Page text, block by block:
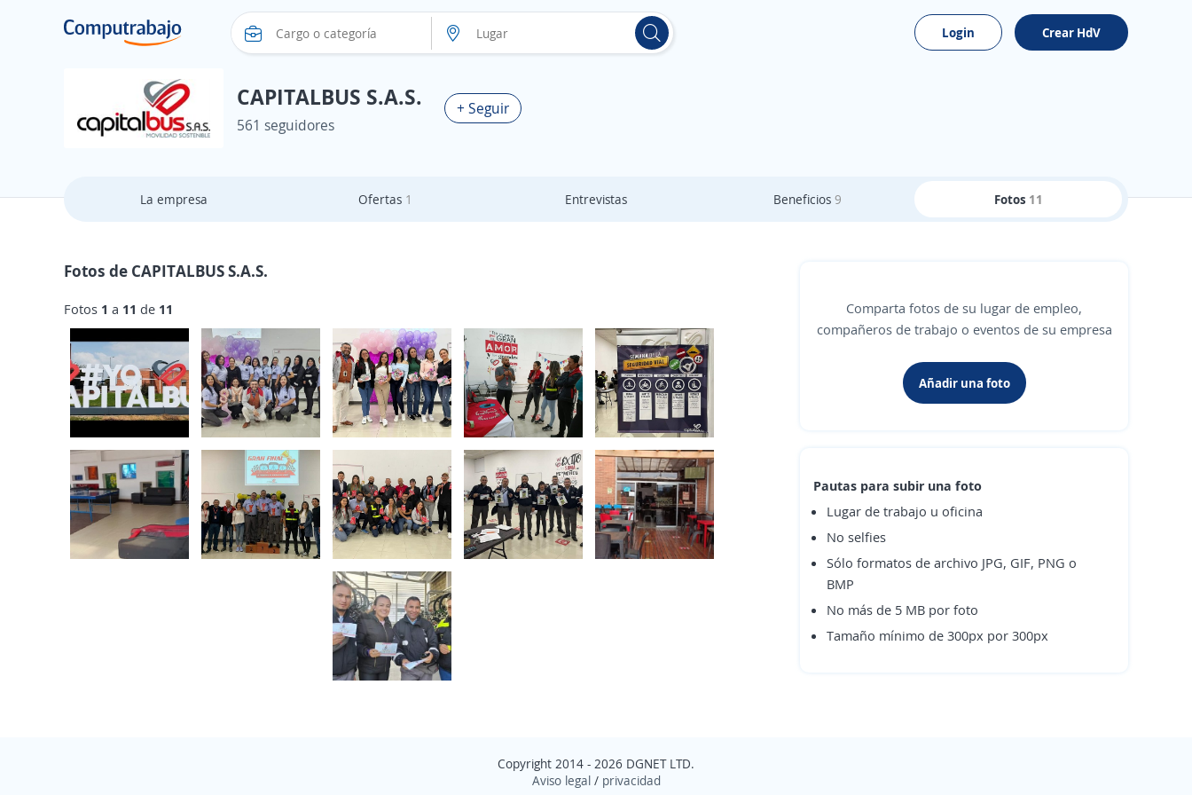
Login Crear HdV
CAPITALBUS S.A.S.
561 seguidores
+ Seguir
La empresa Ofertas 1 Entrevistas Beneficios 9 Fotos 11
Fotos de CAPITALBUS S.A.S.
Fotos 1 a 11 de 11
Comparta fotos de su lugar de empleo,
compañeros de trabajo o eventos de su empresa
Añadir una foto
Pautas para subir una foto
Lugar de trabajo u oficina
No selfies
Sólo formatos de archivo JPG, GIF, PNG o
BMP
No más de 5 MB por foto
Tamaño mínimo de 300px por 300px
Copyright 2014 - 2026 DGNET LTD.
Aviso legal/ privacidad